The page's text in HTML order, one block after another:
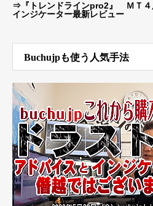
⇒ 『トレンドラインpro2』 ＭＴ
インジケーター最新レビュー
Buchujpも使う人気手法